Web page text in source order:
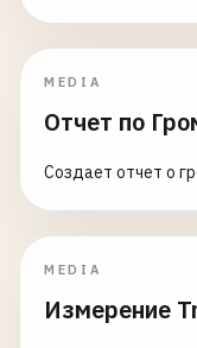
MEDIA
Отчет по
Создает отчет о
MEDIA
Измерение